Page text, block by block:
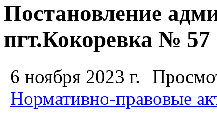
Постановление
пгт.Кокоревка № 57
6 ноября 2023 г.
Нормативно-правовые